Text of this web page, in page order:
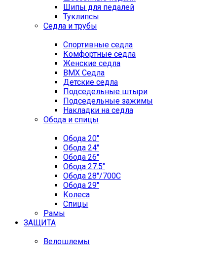
Шипы для педалей
Туклипсы
Седла и трубы
Спортивные седла
Комфортные седла
Женские седла
BMX Седла
Детские седла
Подседельные штыри
Подседельные зажимы
Накладки на седла
Обода и спицы
Обода 20"
Обода 24"
Обода 26"
Обода 27.5"
Обода 28"/700C
Обода 29"
Колеса
Спицы
Рамы
ЗАЩИТА
Велошлемы